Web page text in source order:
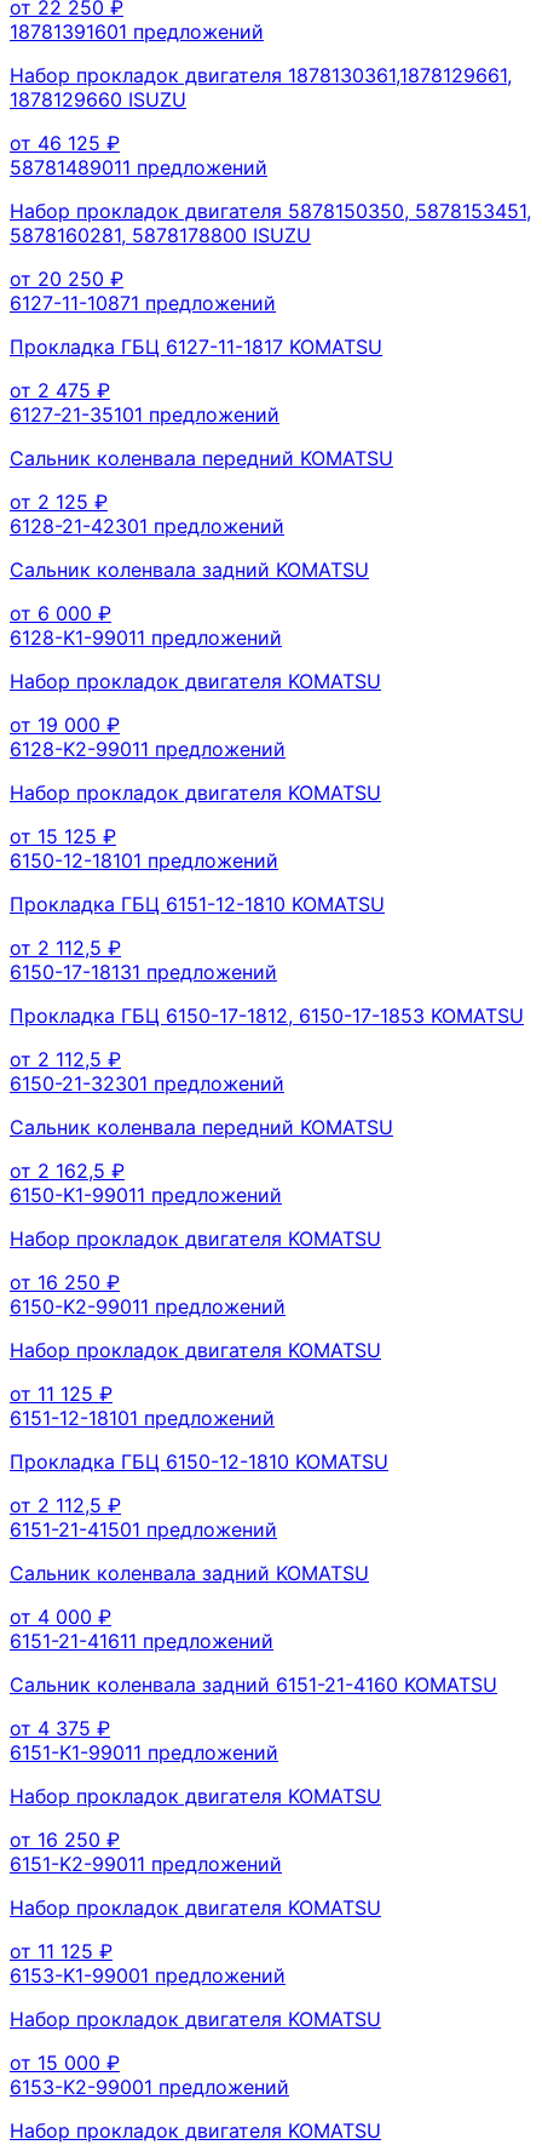
от 22 250 ₽
18781391601 предложений
Набор прокладок двигателя 1878130361,1878129661,
1878129660 ISUZU
от 46 125 ₽
58781489011 предложений
Набор прокладок двигателя 5878150350, 5878153451,
5878160281, 5878178800 ISUZU
от 20 250 ₽
6127-11-10871 предложений
Прокладка ГБЦ 6127-11-1817 KOMATSU
от 2 475 ₽
6127-21-35101 предложений
Сальник коленвала передний KOMATSU
от 2 125 ₽
6128-21-42301 предложений
Сальник коленвала задний KOMATSU
от 6 000 ₽
6128-K1-99011 предложений
Набор прокладок двигателя KOMATSU
от 19 000 ₽
6128-K2-99011 предложений
Набор прокладок двигателя KOMATSU
от 15 125 ₽
6150-12-18101 предложений
Прокладка ГБЦ 6151-12-1810 KOMATSU
от 2 112,5 ₽
6150-17-18131 предложений
Прокладка ГБЦ 6150-17-1812, 6150-17-1853 KOMATSU
от 2 112,5 ₽
6150-21-32301 предложений
Сальник коленвала передний KOMATSU
от 2 162,5 ₽
6150-K1-99011 предложений
Набор прокладок двигателя KOMATSU
от 16 250 ₽
6150-K2-99011 предложений
Набор прокладок двигателя KOMATSU
от 11 125 ₽
6151-12-18101 предложений
Прокладка ГБЦ 6150-12-1810 KOMATSU
от 2 112,5 ₽
6151-21-41501 предложений
Сальник коленвала задний KOMATSU
от 4 000 ₽
6151-21-41611 предложений
Сальник коленвала задний 6151-21-4160 KOMATSU
от 4 375 ₽
6151-K1-99011 предложений
Набор прокладок двигателя KOMATSU
от 16 250 ₽
6151-K2-99011 предложений
Набор прокладок двигателя KOMATSU
от 11 125 ₽
6153-K1-99001 предложений
Набор прокладок двигателя KOMATSU
от 15 000 ₽
6153-K2-99001 предложений
Набор прокладок двигателя KOMATSU